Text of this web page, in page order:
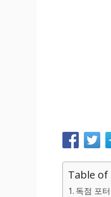
Table
독점 포